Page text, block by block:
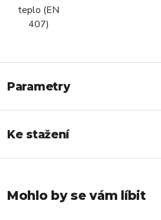
Parametry
Ke stažení
Mohlo by se vám líbit